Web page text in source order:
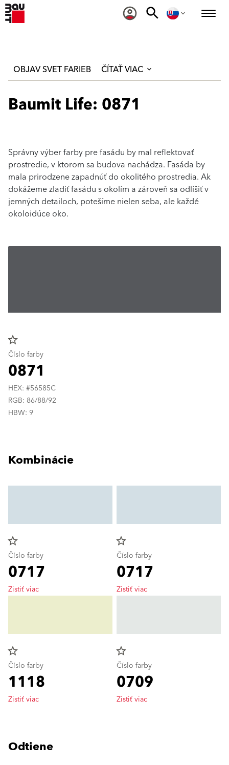
OBJAV SVET FARIEB ČÍTAŤ VIAC
Baumit Life: 0871
Správny výber farby pre fasádu by mal reflektovať
prostredie, v ktorom sa budova nachádza. Fasáda by
mala prirodzene zapadnúť do okolitého prostredia. Ak
dokážeme zladiť fasádu s okolím a zároveň sa odlíšiť v
jemných detailoch, potešíme nielen seba, ale každé
okoloidúce oko.
star_border
Číslo farby
0871
HEX: #56585C
RGB: 86/88/92
HBW: 9
Kombinácie
star_border
Číslo farby
0717
Zistiť viac
star_border
Číslo farby
1118
Zistiť viac
star_border
Číslo farby
0717
Zistiť viac
star_border
Číslo farby
0709
Zistiť viac
Odtiene